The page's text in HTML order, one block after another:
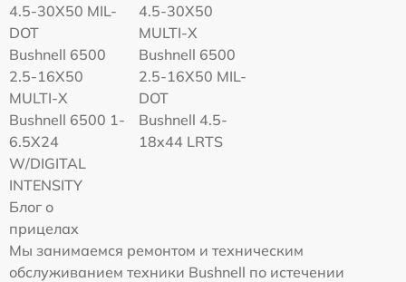
4.5-30X50 MIL-
DOT
4.5-30X50
MULTI-X
Bushnell 6500
2.5-16X50
MULTI-X
Bushnell 6500
2.5-16X50 MIL-
DOT
Bushnell 6500 1-
6.5X24
W/DIGITAL
INTENSITY
Bushnell 4.5-
18x44 LRTS
Блог о
прицелах
Мы занимаемся ремонтом и техническим
обслуживанием техники Bushnell по истечении